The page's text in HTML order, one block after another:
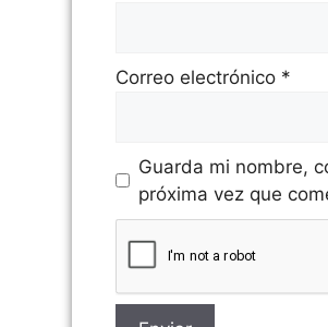
Correo electrónico *
Guarda mi nombre,
próxima vez que